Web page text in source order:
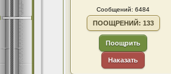
Сообщений: 6484
ПООЩРЕНИЙ: 133
Поощрить
Наказать